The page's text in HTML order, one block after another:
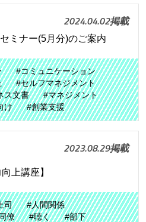
2024.04.02掲載
ミナー(5月分)のご案内
#コミュニケーション
#セルフマネジメント
ス文書
#マネジメント
け #創業支援
2023.08.29掲載
上講座】
司
#人間関係
僚 #聴く #部下